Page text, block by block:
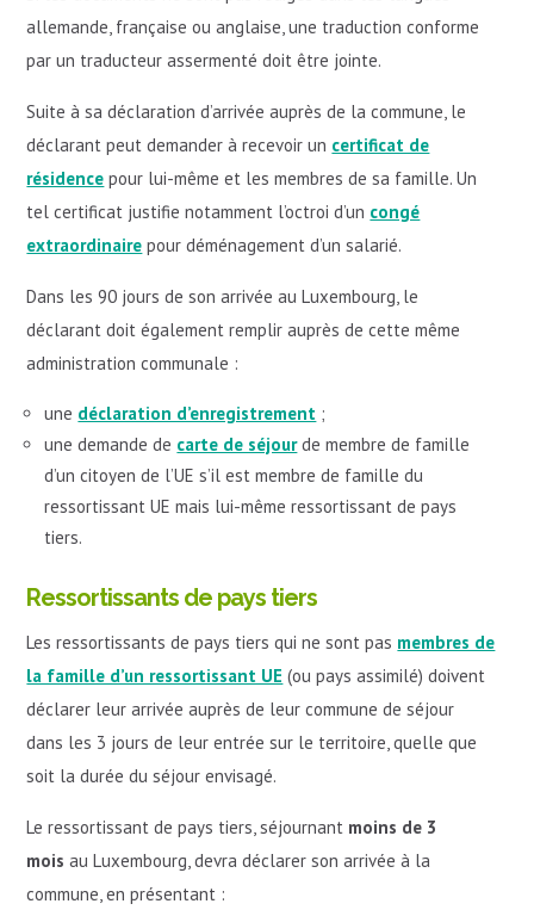
allemande, française ou anglaise, une traduction conforme
par un traducteur assermenté doit être jointe.
Suite à sa déclaration d’arrivée auprès de la commune, le
déclarant peut demander à recevoir un certificat de
résidence pour lui-même et les membres de sa famille. Un
tel certificat justifie notamment l’octroi d’un congé
extraordinaire pour déménagement d’un salarié.
Dans les 90 jours de son arrivée au Luxembourg, le
déclarant doit également remplir auprès de cette même
administration communale :
une déclaration d’enregistrement ;
une demande de carte de séjourde membre de famille
d’un citoyen de l’UE s’il est membre de famille du
ressortissant UE mais lui-même ressortissant de pays
tiers.
Ressortissants de pays tiers
Les ressortissants de pays tiers qui ne sont pas membres de
la famille d’un ressortissant UE (ou pays assimilé) doivent
déclarer leur arrivée auprès de leur commune de séjour
dans les 3 jours de leur entrée sur le territoire, quelle que
soit la durée du séjour envisagé.
Le ressortissant de pays tiers, séjournant moins de 3
mois au Luxembourg, devra déclarer son arrivée à la
commune, en présentant :